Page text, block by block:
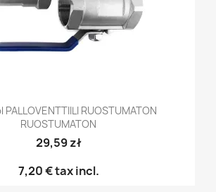
PALLOVENTTIILI RUOSTUMATON
RUOSTUMATON
29,59 zł
7,20 €tax incl.